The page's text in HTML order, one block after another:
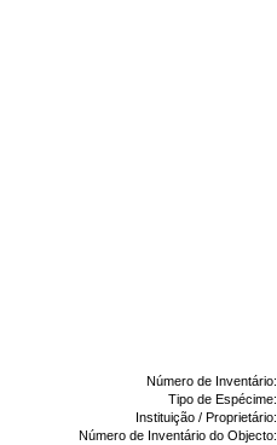
Número de Inventário:
Tipo de Espécime:
Instituição / Proprietário:
Número de Inventário do Objecto: